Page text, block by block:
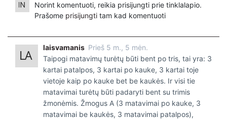
Norint komentuoti, reikia prisijungti prie tinklalapio.
Prašome prisijungti tam kad komentuoti
laisvamanis Prieš 5 m., 5 mėn.
Taipogi matavimų turėtų būti bent po tris, tai yra: 3
kartai patalpos, 3 kartai po kauke, 3 kartai toje
vietoje kaip po kauke bet be kaukės. Ir visi tie
matavimai turėtų būti padaryti bent su trimis
žmonėmis. Žmogus A (3 matavimai po kauke, 3
matavimai be kaukės, 3 matavimai patalpos),